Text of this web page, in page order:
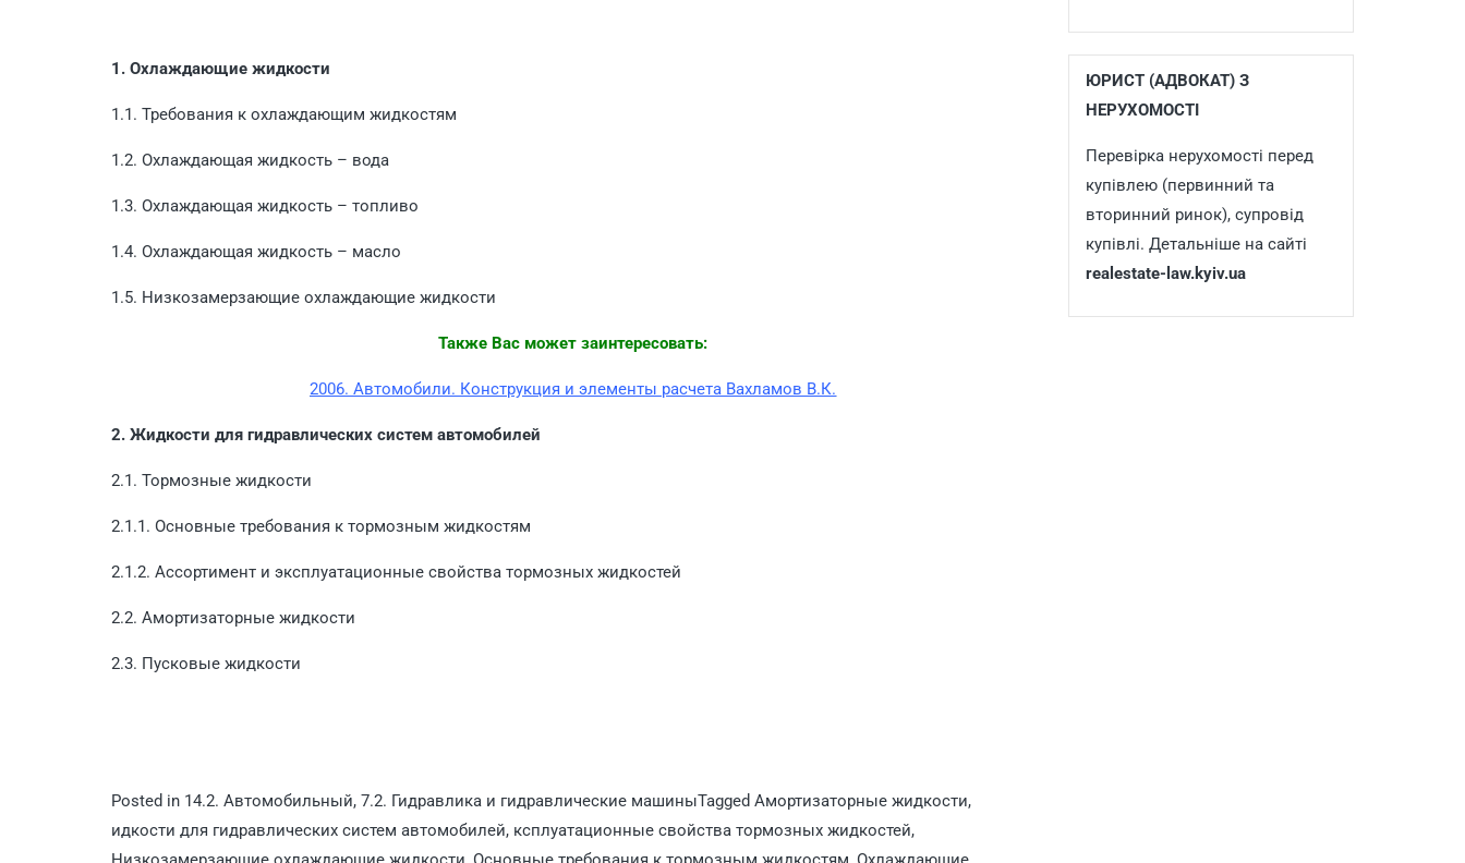
1. Охлаждающие жидкости
1.1. Требования к охлаждающим жидкостям
1.2. Охлаждающая жидкость – вода
1.3. Охлаждающая жидкость – топливо
1.4. Охлаждающая жидкость – масло
1.5. Низкозамерзающие охлаждающие жидкости
Также Вас может заинтересовать:
2006. Автомобили. Конструкция и элементы расчета Вахламов В.К.
2. Жидкости для гидравлических систем автомобилей
2.1. Тормозные жидкости
2.1.1. Основные требования к тормозным жидкостям
2.1.2. Ассортимент и эксплуатационные свойства тормозных жидкостей
2.2. Амортизаторные жидкости
2.3. Пусковые жидкости
Posted in 14.2. Автомобильный, 7.2. Гидравлика и гидравлические машиныTagged Амортизаторные жидкости,
идкости для гидравлических систем автомобилей, ксплуатационные свойства тормозных жидкостей,
ЮРИСТ (АДВОКАТ) З
НЕРУХОМОСТІ
Перевірка нерухомості перед
купівлею (первинний та
вторинний ринок), супровід
купівлі. Детальніше на сайті
realestate-law.kyiv.ua